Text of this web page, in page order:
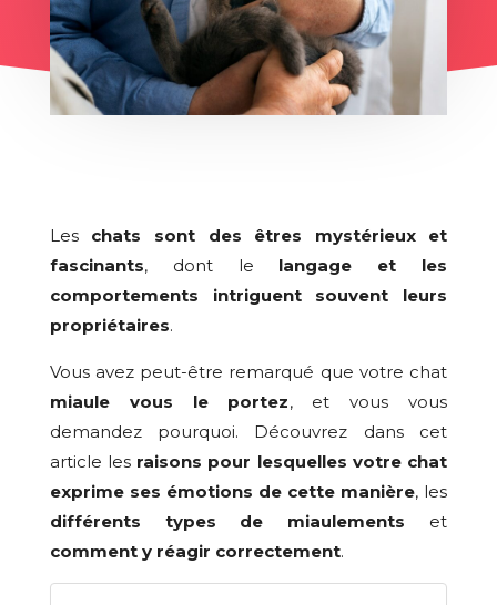
Les chats sont des êtres mystérieux et
fascinants, dont le langage et les
comportements intriguent souvent leurs
propriétaires.
Vous avez peut-être remarqué que votre chat
miaule vous le portez, et vous vous
demandez pourquoi. Découvrez dans cet
article les raisons pour lesquelles votre chat
exprime ses émotions de cette manière, les
différents types de miaulements et
comment y réagir correctement.